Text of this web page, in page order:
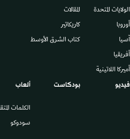
الولايات المتحدة
أوروبا
آسيا
أفريقيا
أميركا اللاتينية
المقالات
كاريكاتير
كتاب الشرق الأوسط
فيديو بودكاست ألعاب
الكلمات
سودوكو